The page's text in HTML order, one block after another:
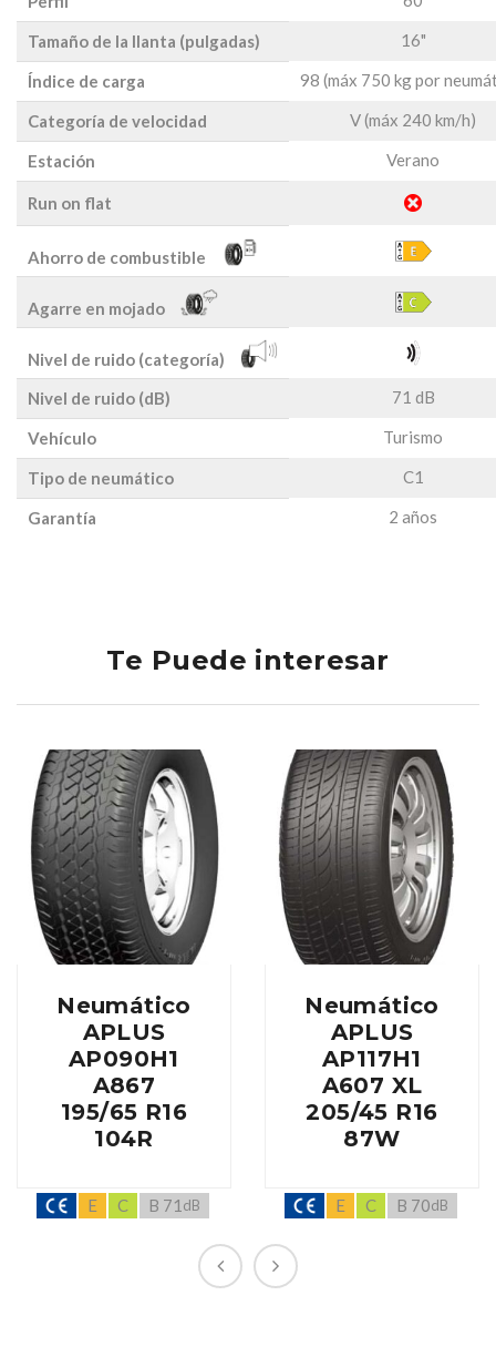
Tamaño de la llanta (pulgadas) 16"
Índice de carga 98 (máx 750 kg por
Categoría de velocidad V (máx 240 km/h)
Estación Verano
Run on flat
Ahorro de combustible
Agarre en mojado
Nivel de ruido (categoría)
Nivel de ruido (dB)
71 dB
Vehículo Turismo
Tipo de neumático C1
Garantía 2 años
Te Puede interesar
Neumático
APLUS
AP090H1
A867
195/65 R16
104R
E C B 71 dB
Neumático
APLUS
AP117H1
A607 XL
205/45 R16
87W
E C B 70dB